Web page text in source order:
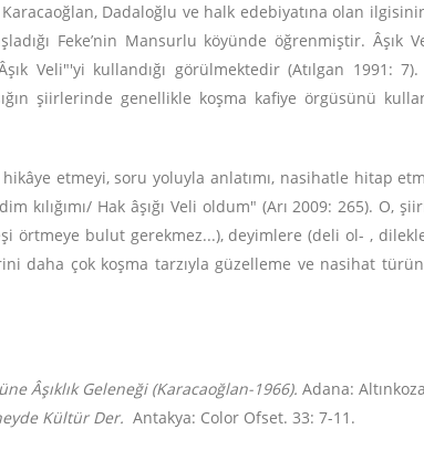
Karacaoğlan, Dadaloğlu ve halk edebiyatına olan
Feke’nin Mansurlu köyünde öğrenmiştir.
Veli"'yi kullandığı görülmektedir (Atılgan 1991:
şiirlerinde genellikle koşma kafiye örgüsünü
etmeyi, soru yoluyla anlatımı, nasihatle hitap
kılığımı/ Hak âşığı Veli oldum" (Arı 2009: 265). O,
örtmeye bulut gerekmez...), deyimlere (deli ol- ,
daha çok koşma tarzıyla güzelleme ve nasihat
Âşıklık Geleneği (Karacaoğlan-1966). Adana:
Kültür Der. Antakya: Color Ofset. 33: 7-11.